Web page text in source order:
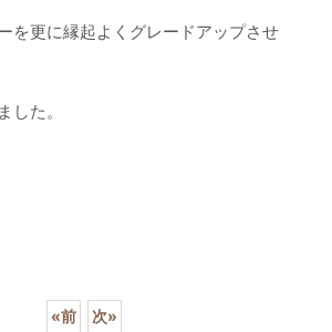
を更に縁起よくグレードアップさせ
した。
«前 次»